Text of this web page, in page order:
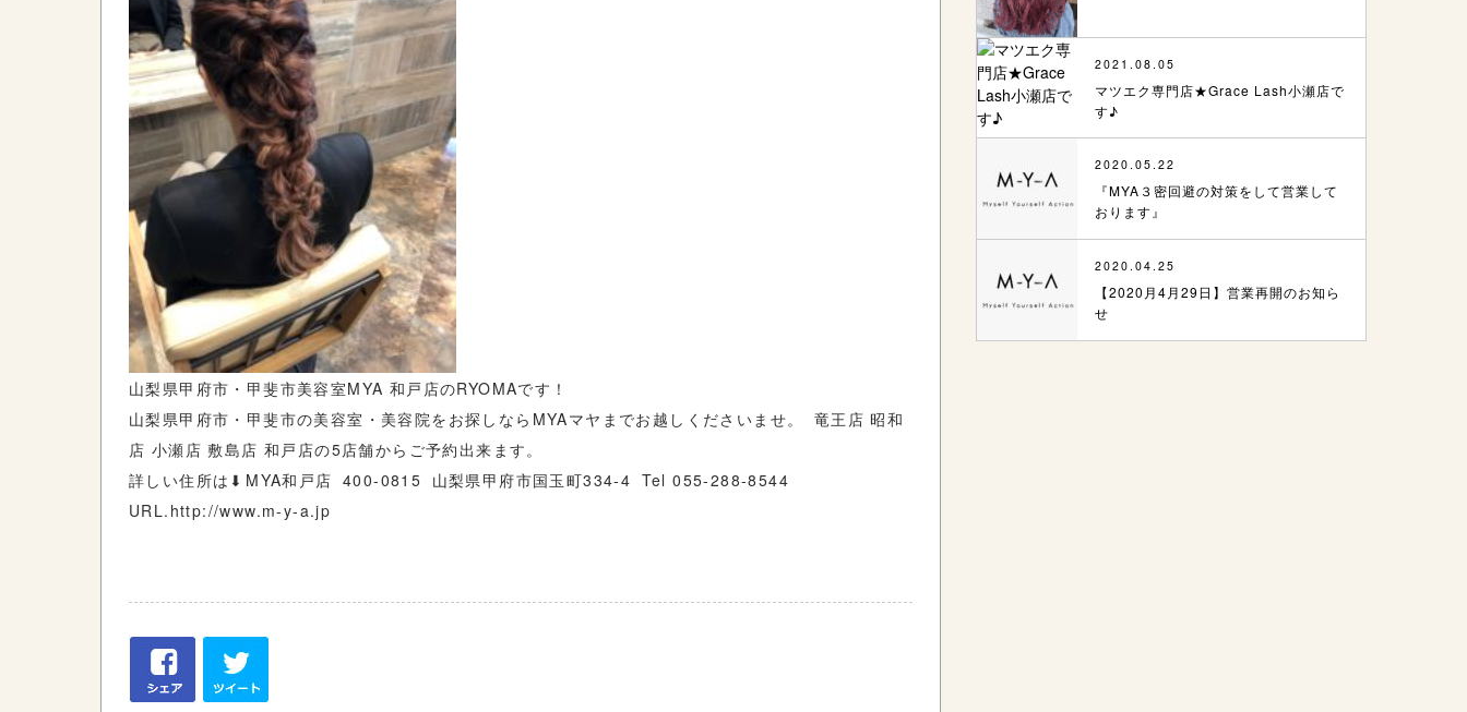
山梨県甲府市・甲斐市美容室MYA 和戸店のRYOMAです！
山梨県甲府市・甲斐市の美容室・美容院をお探しならMYAマヤまでお越しくださいませ。 竜王店 昭和
店 小瀬店 敷島店 和戸店の5店舗からご予約出来ます。
詳しい住所は⬇︎ MYA和戸店 400-0815 山梨県甲府市国玉町334-4 Tel 055-288-8544
URL.http://www.m-y-a.jp
2021.08.05
マツエク専門店★Grace Lash小瀬店で
す♪
2020.05.22
『MYA３密回避の対策をして営業して
おります』
2020.04.25
【2020月4月29日】営業再開のお知ら
せ